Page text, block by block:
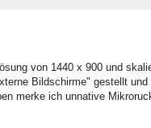
von 1440 x 900 und
Bildschirme" gestellt
merke ich unnative